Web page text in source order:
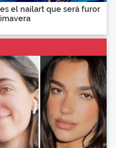
el nailart que será furor